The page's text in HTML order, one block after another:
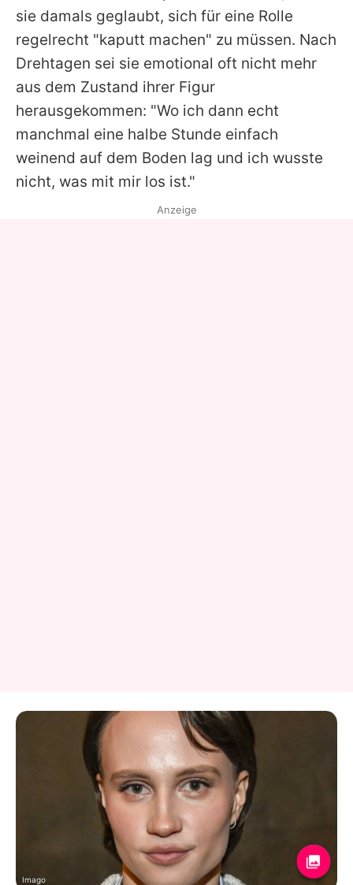
sie damals geglaubt, sich für eine Rolle
regelrecht "kaputt machen" zu müssen. Nach
Drehtagen sei sie emotional oft nicht mehr
aus dem Zustand ihrer Figur
herausgekommen: "Wo ich dann echt
manchmal eine halbe Stunde einfach
weinend auf dem Boden lag und ich wusste
nicht, was mit mir los ist."
Anzeige
Imago